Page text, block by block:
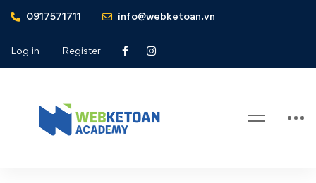
0917571711 info@webketoan.vn
Log in Register
Home
AI Thực Hành
khai thác hiệu quả